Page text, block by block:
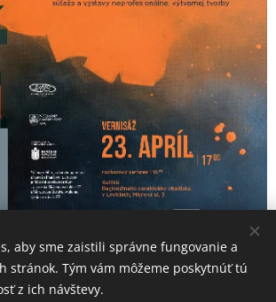
aby sme zaistili správne fungovanie a
stránok. Tým vám môžeme poskytnúť tú
z ich návštevy.